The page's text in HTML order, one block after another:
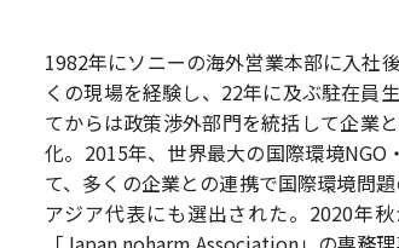
1982年にソニーの海外営業本部に入社
くの現場を経験し、22年に及ぶ駐在員
てからは政策渉外部門を統括して企業
化。2015年、世界最大の国際環境NGO
て、多くの企業との連携で国際環境問
アジア代表にも選出された。2020年